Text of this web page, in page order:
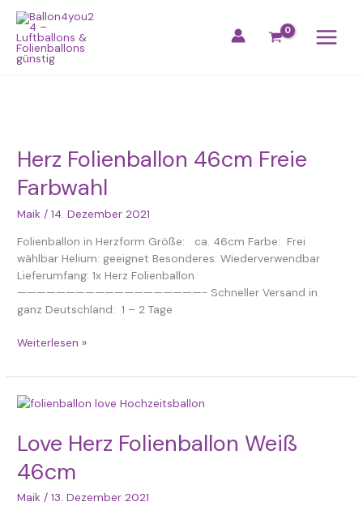
Inhalt
springen
Herz Folienballon 46cm Freie
Farbwahl
Maik/14. Dezember 2021
Folienballon in Herzform Größe: ca. 46cm Farbe: Frei
wählbar Helium: geeignet Besonderes: Wiederverwendbar
Lieferumfang: 1x Herz Folienballon
———————————————————- Schneller Versand in
ganz Deutschland: 1 – 2 Tage
46cm
Freie
Farbwahl
Weiterlesen »
Love Herz Folienballon Weiß
46cm
Maik/13. Dezember 2021
Love
Folienballon
Weiß
46cm